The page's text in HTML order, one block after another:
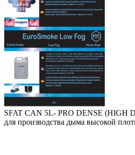
SFAT CAN 5L- PRO DENSE (HIGH
для производства дыма высокой